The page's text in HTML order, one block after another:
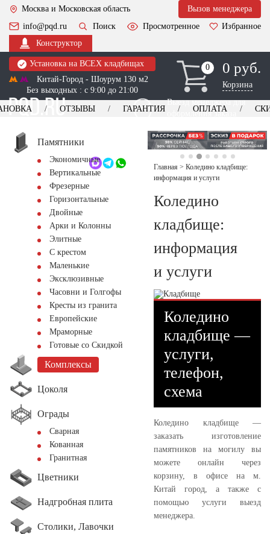
Москва и Московская область
Вызов менеджера
info@pqd.ru
Поиск Просмотренное
Избранное
Конструктор
Установка на ВСЕХ кладбищах
Китай-Город - Шоурум 130 м2
Без выходных : с 9:00 до 21:00
0
0 0 руб.
Корзина
Выезд менеджера для
оформления заказа
+7 (495) 518-44-23
Обратный звонок
ОТЗЫВЫ ГАРАНТИЯ ОПЛАТА
Памятники
Экономичные
Вертикальные
Фрезерные
Горизонтальные
Двойные
Арки и Колонны
Элитные
С крестом
Маленькие
Эксклюзивные
Часовни и Голгофы
Кресты из гранита
Европейские
Мраморные
Готовые со Скидкой
Комплексы
Цоколя
Ограды
Сварная
Кованная
Гранитная
Цветники
Надгробная плита
Столики, Лавочки
Главная > Коледино кладбище:
информация и услуги
Коледино
кладбище:
информация
и услуги
Коледино
кладбище —
услуги,
телефон,
схема
Коледино кладбище —
заказать изготовление
памятников на могилу вы
можете онлайн через
корзину, в офисе на м.
Китай город, а также с
помощью услуги выезд
менеджера.